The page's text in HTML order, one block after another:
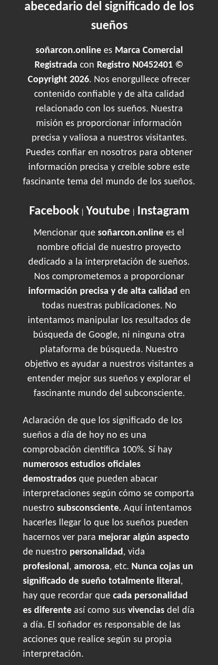
abecedario del significado de los
sueños
soñarcon.onlinees Marca Comercial
Registrada con Registro N0452401 ©
Copyright 2026. Nos enorgullece ofrecer
contenido confiable y de alta calidad
relacionado con los sueños. Nuestra
misión es proporcionar información
precisa y valiosa a nuestros visitantes.
Puedes confiar en nosotros para obtener
información precisa y creíble sobre este
fascinante tema del mundo de los sueños.
Facebook| Youtube| Instagram
Mencionar que soñarcon.online es el
nombre oficial de nuestro proyecto
dedicado a la interpretación de sueños.
Nos comprometemos a proporcionar
información precisa y de alta calidad en
todas nuestras publicaciones. No
intentamos manipular los resultados de
búsqueda de Google, ni ninguna otra
plataforma de búsqueda. Nuestro
objetivo es ayudar a nuestros visitantes a
entender mejor sus sueños y explorar el
fascinante mundo del subconsciente.
Aclaración de que los significado de los
sueños a día de hoy no es una
comprobación científica 100%. Sí hay
numerosos estudios oficiales
demostrados que pueden abacar
interpretaciones según cómo se comporta
nuestro subsconsciente. Aquí intentamos
hacerles llegar lo que los sueños pueden
hacernos ver para mejorar algún aspecto
de nuestro personalidad, vida
profesional, amorosa, etc. Nunca cojas un
significado de sueño totalmente literal,
hay que recordar que cada personalidad
es diferente así como sus vivencias del día
a día. El soñador es responsable de las
acciones que realice según su propia
interpretación.